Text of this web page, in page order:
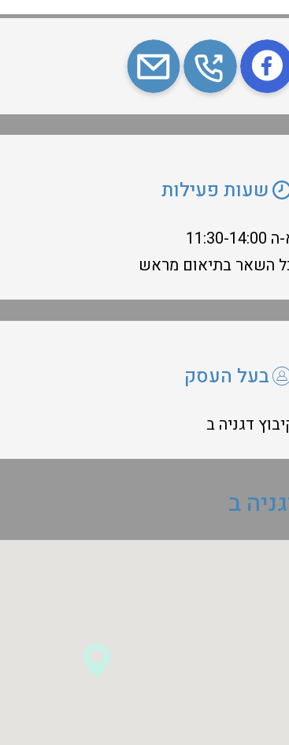
שעות פעילות
14:00
השאר בתיאום מראש
בעל העסק
דגניה ב
ב